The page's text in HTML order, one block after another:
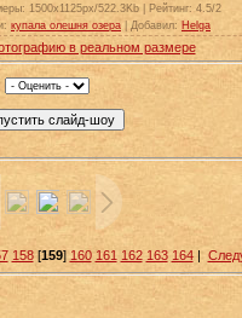
: 1500x1125px/522.3Kb | Рейтинг: 4.5/2
: купала олешня озера Добавил: Helga
в реальном размере
158[159] 160 161 162 163 164|